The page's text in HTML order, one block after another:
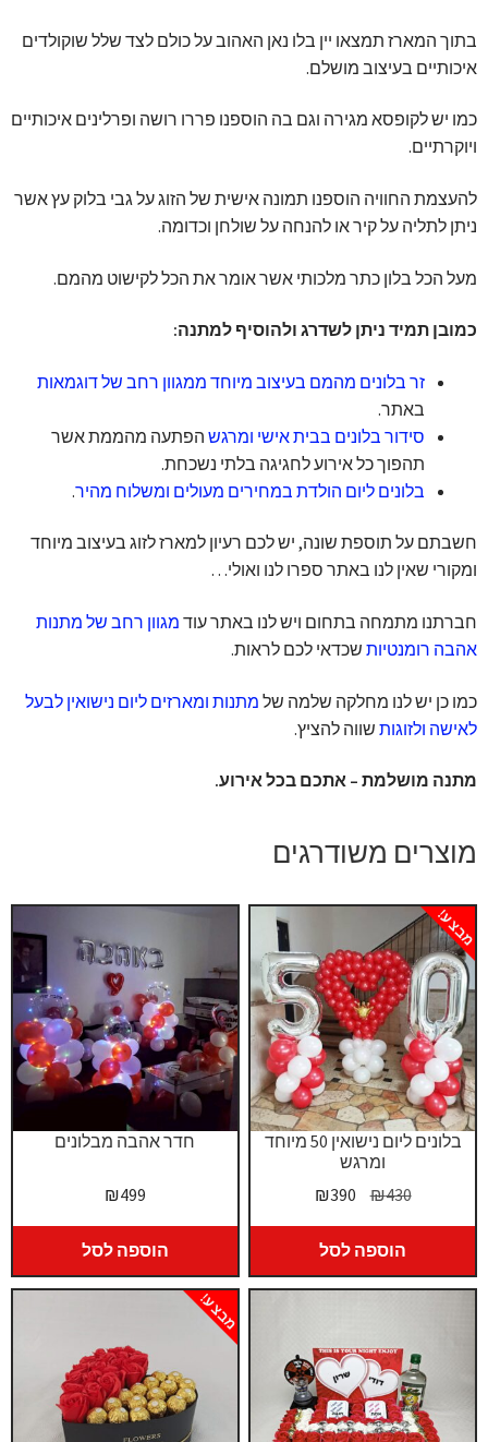
בתוך המארז תמצאו יין בלו נאן האהוב על כולם לצד שלל שוקולדים
איכותיים בעיצוב מושלם.
כמו יש לקופסא מגירה וגם בה הוספנו פררו רושה ופרלינים איכותיים
ויוקרתיים.
להעצמת החוויה הוספנו תמונה אישית של הזוג על גבי בלוק עץ אשר
ניתן לתליה על קיר או להנחה על שולחן וכדומה.
מעל הכל בלון כתר מלכותי אשר אומר את הכל לקישוט מהמם.
כמובן תמיד ניתן לשדרג ולהוסיף למתנה:
זר בלונים מהמם בעיצוב מיוחד ממגוון רחב של דוגמאות
באתר.
סידור בלונים בבית אישי ומרגש הפתעה מהממת אשר
תהפוך כל אירוע לחגיגה בלתי נשכחת.
בלונים ליום הולדת במחירים מעולים ומשלוח מהיר.
חשבתם על תוספת שונה, יש לכם רעיון למארז לזוג בעיצוב מיוחד
ומקורי שאין לנו באתר ספרו לנו ואולי…
חברתנו מתמחה בתחום ויש לנו באתר עוד מגוון רחב של מתנות
אהבה רומנטיות שכדאי לכם לראות.
כמו כן יש לנו מחלקה שלמה של מתנות ומארזים ליום נישואין לבעל
לאישה ולזוגות שווה להציץ.
מתנה מושלמת – אתכם בכל אירוע.
מוצרים משודרגים
חדר אהבה מבלונים
₪499
הוספה לסל
בלונים ליום נישואין 50 מיוחד
ומרגש
מבצע!
₪430
המחיר
המקורי
היה:
₪430.
₪390
הנוכחי
₪390.
הוספה לסל
מבצע!